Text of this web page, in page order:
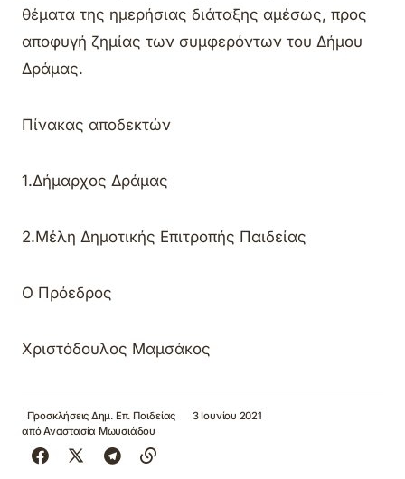
θέματα της ημερήσιας διάταξης αμέσως, προς
αποφυγή ζημίας των συμφερόντων του Δήμου
Δράμας.
Πίνακας αποδεκτών
1.Δήμαρχος Δράμας
2.Mέλη Δημοτικής Επιτροπής Παιδείας
Ο Πρόεδρος
Χριστόδουλος Μαμσάκος
Προσκλήσεις Δημ. Επ. Παιδείας
3 Ιουνίου 2021
απόΑναστασία Μωυσιάδου